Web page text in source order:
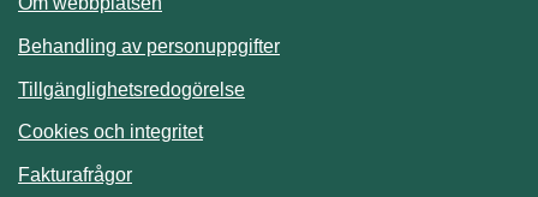
Behandling av personuppgifter
Tillgänglighetsredogörelse
Cookies och integritet
Fakturafrågor